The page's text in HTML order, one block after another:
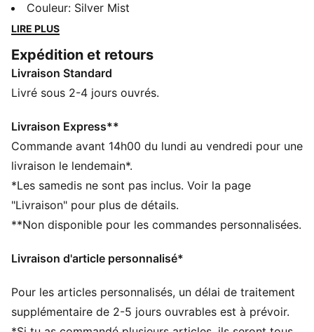
fera monter la température sur le terrain et en dehors.
Fusionnant l’héritage du club avec l’ADN de la ville,
de survêtement et les accessoires, reprend l’énergie
du stade San Siro, où la passion brûle de mille feux et
les légendes se forgent au feu. Cette version en
pour ton mode de vie contemporain. Il s’accompagne
d’une housse de rangement spéciale en satin argenté.
CARACTÉRISTIQUES + AVANTAGES
recyclés
GESTION DE L’HUMIDITÉ : Les tissus techniques
dryCELL évacuent l'humidité pour t’aider à rester à
DÉTAILS
Col : Col rond
Manches longues
Longueur : Régulière
Couleur: Silver Mist
LIRE PLUS
Expédition et retours
Livraison Standard
Livré sous 2-4 jours ouvrés.
Livraison Express**
Commande avant 14h00 du lundi au vendredi pour une
livraison le lendemain*.
*Les samedis ne sont pas inclus. Voir la page
"Livraison" pour plus de détails.
**Non disponible pour les commandes personnalisées.
Livraison d'article personnalisé*
Pour les articles personnalisés, un délai de traitement
supplémentaire de 2-5 jours ouvrables est à prévoir.